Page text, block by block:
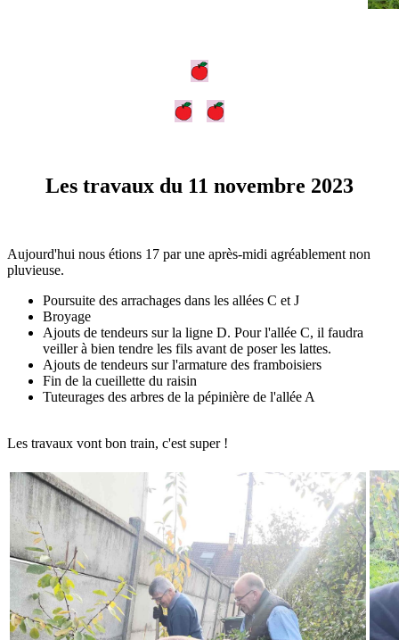
Les travaux du 11 novembre 2023
Aujourd'hui nous étions 17 par une après-midi agréablement non
pluvieuse.
Poursuite des arrachages dans les allées C et J
Broyage
Ajouts de tendeurs sur la ligne D. Pour l'allée C, il faudra
veiller à bien tendre les fils avant de poser les lattes.
Ajouts de tendeurs sur l'armature des framboisiers
Fin de la cueillette du raisin
Tuteurages des arbres de la pépinière de l'allée A
Les travaux vont bon train, c'est super !